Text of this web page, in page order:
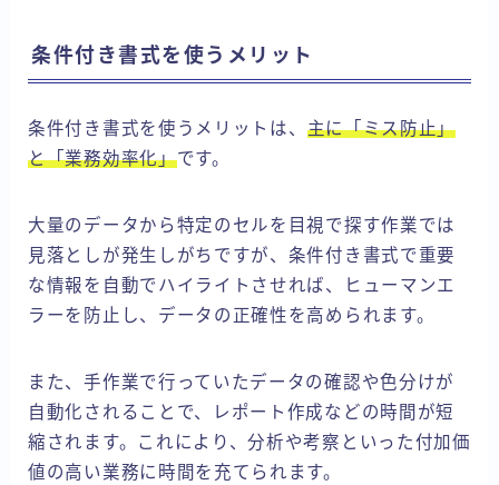
条件付き書式を使うメリット
条件付き書式を使うメリットは、 主に「ミス防止」
と「業務効率化」です。
大量のデータから特定のセルを目視で探す作業では
見落としが発生しがちですが、条件付き書式で重要
な情報を自動でハイライトさせれば、ヒューマンエ
ラーを防止し、データの正確性を高められます。
また、手作業で行っていたデータの確認や色分けが
自動化されることで、レポート作成などの時間が短
縮されます。これにより、分析や考察といった付加価
値の高い業務に時間を充てられます。